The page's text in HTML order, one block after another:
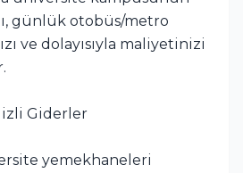
günlük otobüs/metro
ve dolayısıyla maliyetinizi
Giderler
yemekhaneleri